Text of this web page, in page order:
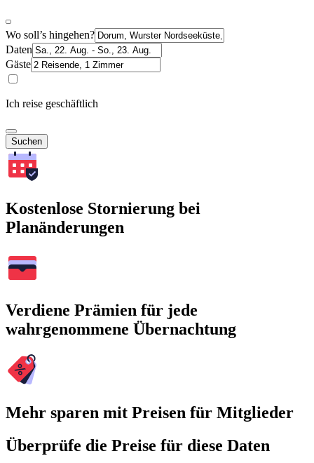
Wo soll’s hingehen?
Daten
Gäste
Ich reise geschäftlich
Suchen
Kostenlose Stornierung bei
Planänderungen
Verdiene Prämien für jede
wahrgenommene Übernachtung
Mehr sparen mit Preisen für Mitglieder
Überprüfe die Preise für diese Daten